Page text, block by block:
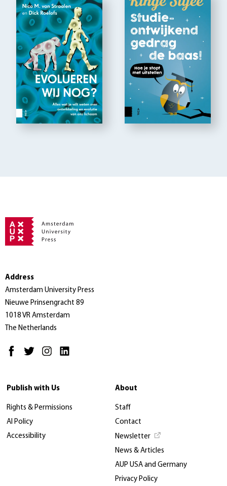
Address
Amsterdam University Press
Nieuwe Prinsengracht 89
1018 VR Amsterdam
The Netherlands
Publish with Us
Rights & Permissions
AI Policy
Accessibility
About
Staff
Contact
Newsletter
News & Articles
AUP USA and Germany
Privacy Policy